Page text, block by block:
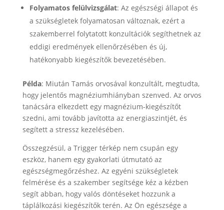
Folyamatos felülvizsgálat: Az egészségi állapot és
a szükségletek folyamatosan változnak, ezért a
szakemberrel folytatott konzultációk segíthetnek az
eddigi eredmények ellenőrzésében és új,
hatékonyabb kiegészítők bevezetésében.
Példa: Miután Tamás orvosával konzultált, megtudta,
hogy jelentős magnéziumhiányban szenved. Az orvos
tanácsára elkezdett egy magnézium-kiegészítőt
szedni, ami tovább javította az energiaszintjét, és
segített a stressz kezelésében.
Összegzésül, a Trigger térkép nem csupán egy
eszköz, hanem egy gyakorlati útmutató az
egészségmegőrzéshez. Az egyéni szükségletek
felmérése és a szakember segítsége kéz a kézben
segít abban, hogy valós döntéseket hozzunk a
táplálkozási kiegészítők terén. Az Ön egészsége a